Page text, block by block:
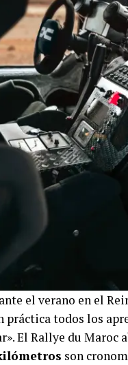
el verano en el
práctica todos los
El Rallye du Maroc
son